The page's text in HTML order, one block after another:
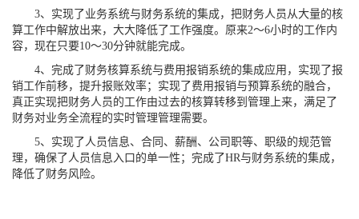
3、实现了业务系统与财务系统的集成，把财务人员从大量的核
算工作中解放出来，大大降低了工作强度。原来2～6小时的工作内
容，现在只要10～30分钟就能完成。
4、完成了财务核算系统与费用报销系统的集成应用，实现了报
销工作前移，提升报账效率；实现了费用报销与预算系统的融合，
真正实现把财务人员的工作由过去的核算转移到管理上来，满足了
财务对业务全流程的实时管理管理需要。
5、实现了人员信息、合同、薪酬、公司职等、职级的规范管
理，确保了人员信息入口的单一性；完成了HR与财务系统的集成，
降低了财务风险。